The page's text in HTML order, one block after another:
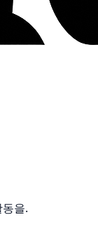
을.